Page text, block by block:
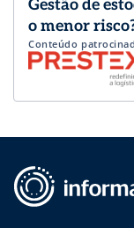
Gestão de
o menor
Conteúdo